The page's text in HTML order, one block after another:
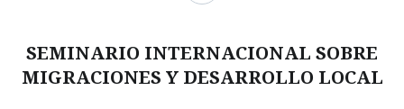
SEMINARIO INTERNACIONAL SOBRE
MIGRACIONES Y DESARROLLO LOCAL